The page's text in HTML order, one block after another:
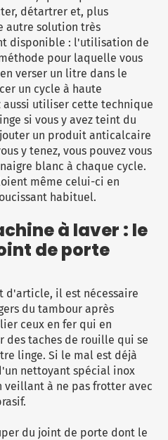
détartrer et, plus
autre solution très
disponible : l'utilisation de
pour laquelle vous
verser un litre dans le
un cycle à haute
aussi utiliser cette technique
si vous y avez teint du
un produit anticalcaire
y tenez, vous pouvez vous
blanc à chaque cycle.
même celui-ci en
habituel.
à laver : le
de porte
d'article, il est nécessaire
du tambour après
ceux en fer qui en
des taches de rouille qui se
linge. Si le mal est déjà
nettoyant spécial inox
à ne pas frotter avec
du joint de porte dont le